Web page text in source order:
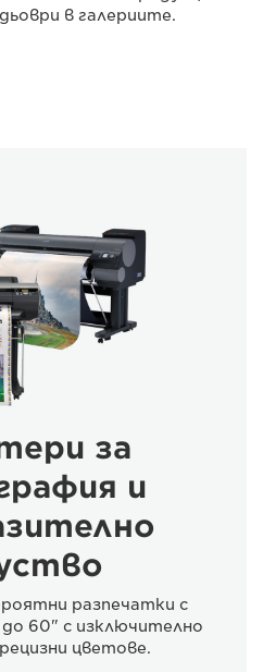
в галериите.
за
и
разпечатки с
60" с изключително
цветове.